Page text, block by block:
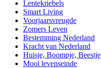
Lentekriebels
Smart Living
Voorjaarsvreugde
Zomers Leven
Bestemming Nederland
Kracht van Nederland
Huisje, Boompje, Beestje
Mooi levenseinde